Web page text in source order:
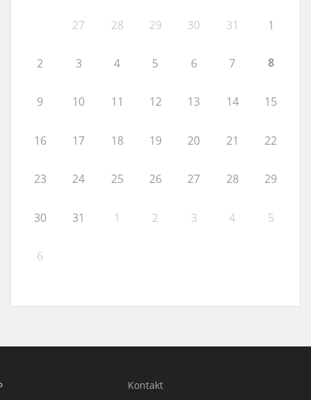
27 28 29 30 31 1
2 3 4 5 6 7 8
9 10 11 12 13 14 15
16 17 18 19 20 21 22
23 24 25 26 27 28 29
30 31 1 2 3 4 5
6
Kontakt